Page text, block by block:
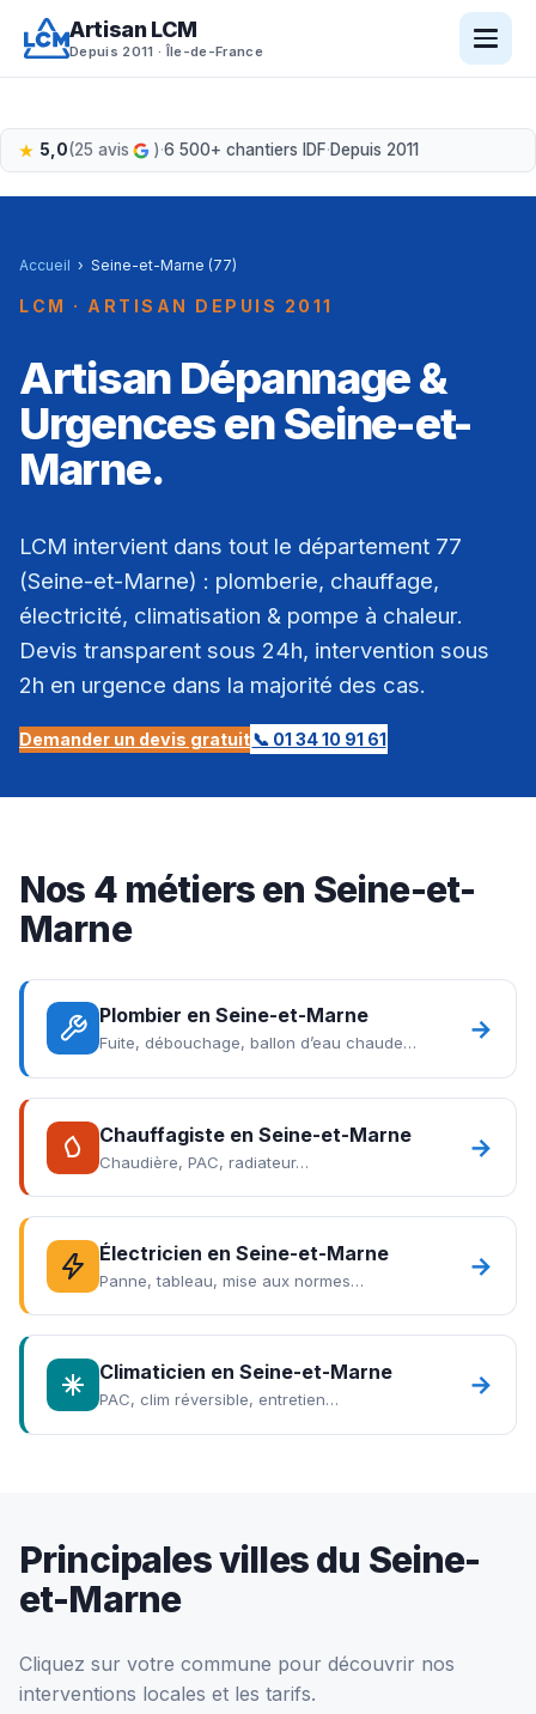
contenu
Artisan LCM
Depuis 2011 · Île-de-France
5,0(25 avis )·6 500+ chantiers IDF·Depuis 2011
Accueil › Seine-et-Marne (77)
LCM · ARTISAN DEPUIS 2011
Artisan Dépannage &
Urgences en Seine-et-
Marne.
LCM intervient dans tout le département 77
(Seine-et-Marne) : plomberie, chauffage,
électricité, climatisation & pompe à chaleur.
Devis transparent sous 24h, intervention sous
2h en urgence dans la majorité des cas.
Demander un devis gratuit📞 01 34 10 91 61
Nos 4 métiers en Seine-et-
Marne
Plombier en Seine-et-Marne
Fuite, débouchage, ballon d’eau chaude… →
Chauffagiste en Seine-et-Marne
Chaudière, PAC, radiateur… →
Électricien en Seine-et-Marne
Panne, tableau, mise aux normes… →
Climaticien en Seine-et-Marne
PAC, clim réversible, entretien… →
Principales villes du Seine-
et-Marne
Cliquez sur votre commune pour découvrir nos
interventions locales et les tarifs.